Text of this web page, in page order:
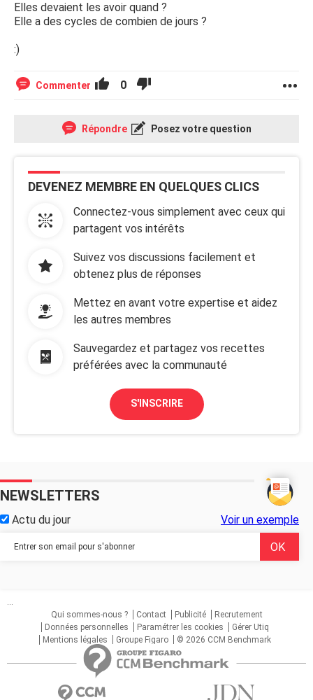
Elles devaient les avoir quand ?
Elle a des cycles de combien de jours ?
:)
Commenter 0
Répondre Posez votre question
DEVENEZ MEMBRE EN QUELQUES CLICS
Connectez-vous simplement avec ceux qui
partagent vos intérêts
Suivez vos discussions facilement et
obtenez plus de réponses
Mettez en avant votre expertise et aidez
les autres membres
Sauvegardez et partagez vos recettes
préférées avec la communauté
S'INSCRIRE
NEWSLETTERS
Actu du jour Voir un exemple
...
Qui sommes-nous ?
Contact Publicité
Recrutement
Données personnelles
Paramétrer les cookies
Gérer Utiq
Mentions légales
Groupe Figaro © 2026 CCM Benchmark